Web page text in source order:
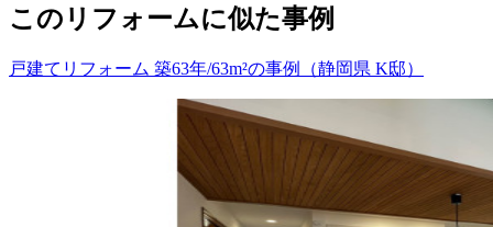
このリフォームに似た事例
戸建てリフォーム 築63年/63m²の事例（静岡県 K邸）